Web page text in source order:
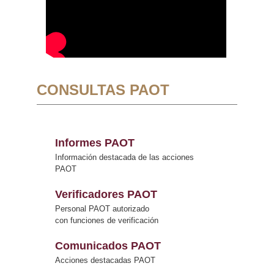
CONSULTAS PAOT
Informes PAOT
Información destacada de las acciones
PAOT
Verificadores PAOT
Personal PAOT autorizado
con funciones de verificación
Comunicados PAOT
Acciones destacadas PAOT